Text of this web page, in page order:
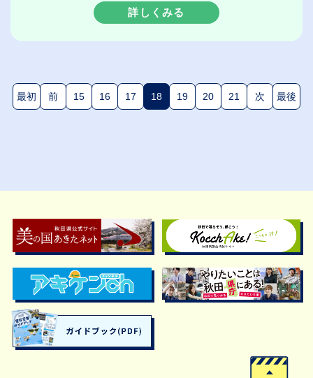
詳しくみる
最初 前 15 16 17 18(現在のページ)
19 20 21 次 最後